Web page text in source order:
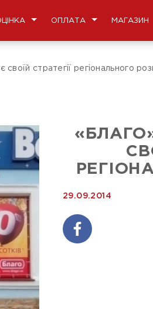
ОПЛАТА МАГАЗИН
своїй стратегії регіонального
29.09.2014